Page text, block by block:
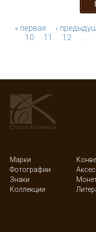
« первая ‹
10
11 12 …
Марки
Фотографии
Знаки
Коллекции